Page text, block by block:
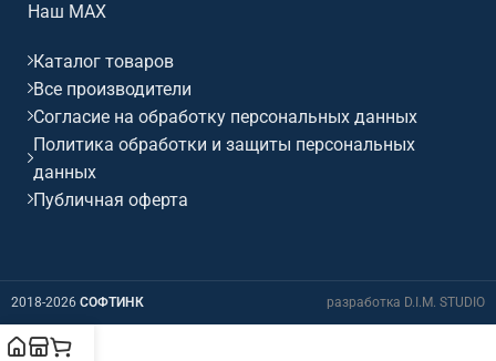
Наш MAX
Каталог товаров
Все производители
Согласие на обработку персональных данных
Политика обработки и защиты персональных
данных
Публичная оферта
2018-2026 СОФТИНК разработка D.I.M. STUDIO